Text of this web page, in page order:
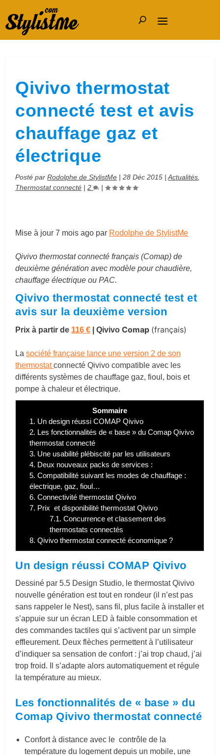
Qivivo thermostat
connecté test et avis
chauffage gaz et
électrique
Posté parRodolphe de StylistMe |28 Déc 2015 |Actualités
Thermostat connecté |2 |
Mise à jour7 mois ago par Rodolphe de StylistMe
Qivivo thermostat connecté français (Comap) de
deuxième génération avec modèle pour chaudière,
chauffage électrique ou PAC.
Qivivo thermostat connecté test et
avis sur la deuxième version
Prix à partir de 116 € | QivivoComap (français)
Lasociété française lance une version 2 de son
thermostatconnecté Qivivo compatible avec les
différents systèmes de chauffage gaz, fioul, bois et
pompe à chaleur et électrique.
Sommaire
1. Un design réussi COMAP Qivivo
2. Les fonctionnalités de « base » du Comap Qivivo
thermostat connecté
3. Une usabilité plébiscité par les utilisateurs
4. Deux nouveaux packs de services :
5. Compatibilité suivant les modes de chauffage :
électrique, gaz, fioul…
6. Connectivité thermostat Qivivo
7. Prix et disponibilité thermostat Qivivo
7.1. Concurrence et classement des
thermostats connectés
8. Qivivo thermostat connecté économique ?
Un design réussi COMAP Qivivo
Dessiné par 5.5 Design Studio, le thermostat Qivivo
nouvelle génération est tout en rondeur (il n’est pas
sans rappeler le Nest), sans fil, plus facile à installer et
s’appuie sur un écran LED à faible consommation et
des commandes tactiles qui s’activent par un simple
effleurement. Deux flèches permettent à l’utilisateur
d’indiquer sa sensation de confort : j’ai trop chaud, j’ai
trop froid. Il s’adapte alors automatiquement et régule
la température au mieux.
Les fonctionnalités de « base » du
Comap Qivivo thermostat connecté
Confort à distance avec le contrôle de la
température du logement depuis un mobile, une